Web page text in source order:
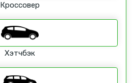
Кроссовер
Хэтчбэк